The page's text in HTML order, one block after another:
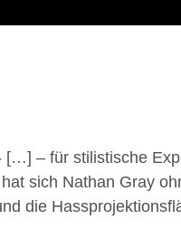
[…] – für stilistische
sich Nathan Gray
die